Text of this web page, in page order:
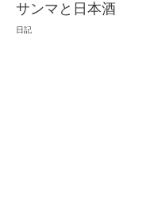
サンマと日本酒
日記